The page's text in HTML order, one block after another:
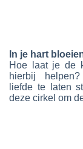
In je hart
Hoe laat je de
hierbij
liefde te laten
deze cirkel om